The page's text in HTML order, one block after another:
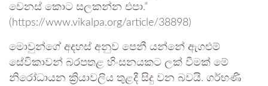
වෙනස් කොට සලකන්න එපා.”
(https://www.vikalpa.org/article/38898)
මොවුන්ගේ අදහස් අනුව පෙනී යන්නේ ඇගළුම්
සේවිකාවන් බරපතළ හිංසනයකට ලක් වීමක් මේ
නිරෝධායන ක්‍රියාවලිය තුළදී සිදු වන බවයි. ගර්භණි